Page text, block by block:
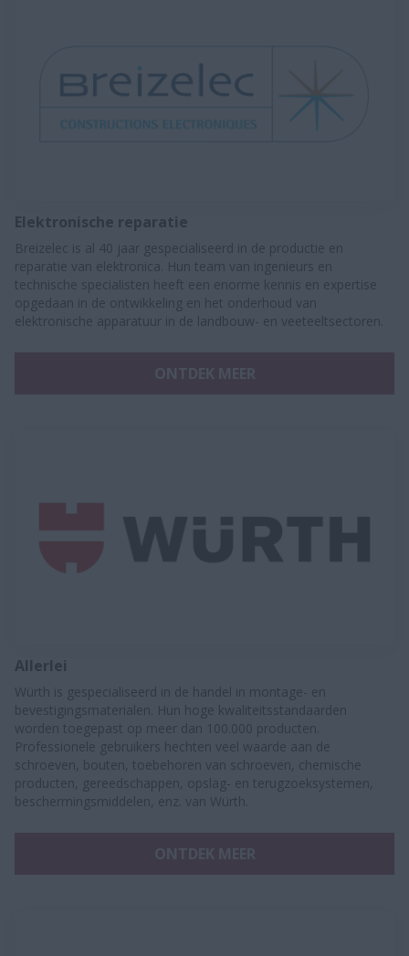
Elektronische reparatie
Breizelec is al 40 jaar gespecialiseerd in de productie en
reparatie van elektronica. Hun team van ingenieurs en
technische specialisten heeft een enorme kennis en expertise
opgedaan in de ontwikkeling en het onderhoud van
elektronische apparatuur in de landbouw- en veeteeltsectoren.
Allerlei
Würth is gespecialiseerd in de handel in montage- en
bevestigingsmaterialen. Hun hoge kwaliteitsstandaarden
worden toegepast op meer dan 100.000 producten.
Professionele gebruikers hechten veel waarde aan de
schroeven, bouten, toebehoren van schroeven, chemische
producten, gereedschappen, opslag- en terugzoeksystemen,
beschermingsmiddelen, enz. van Würth.